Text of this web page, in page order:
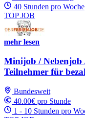
40 Stunden pro Woche
TOP JOB
mehr lesen
Minijob / Nebenjob
Teilnehmer für
Bundesweit
40.00€ pro Stunde
1 - 10 Stunden pro